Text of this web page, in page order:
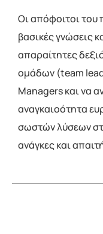
Οι απόφοιτοι του
βασικές γνώσεις
απαραίτητες
οµάδων (team
Managers και να
αναγκαιοότητα
σωστών λύσεων
ανάγκες και